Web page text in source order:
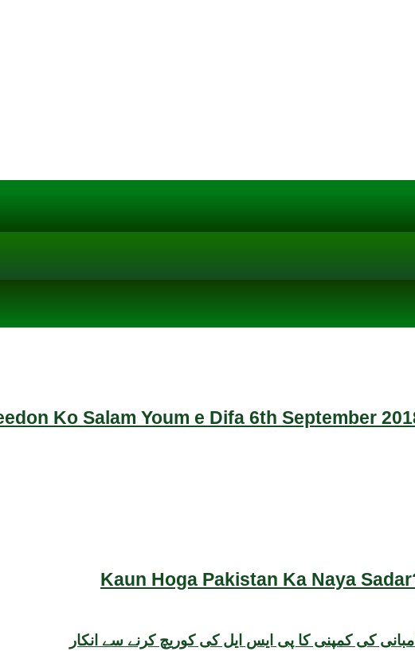
Ko Salam Youm e Difa 6th September
Kaun Hoga Pakistan Ka Naya
کی کمپنی کا پی ایس ایل کی کوریچ کرنے سے انکار